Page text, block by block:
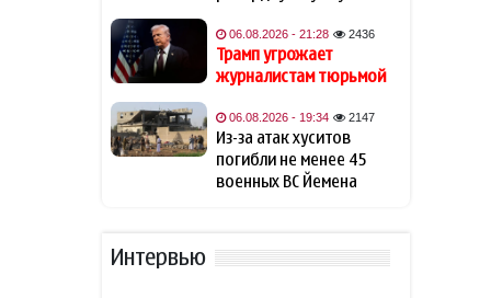
10:51
20 Minutos: Мадрид
официально не запрашивал
у ЕС помощи из-за кризиса в
Сеуте
10:41
Премьер-министр Литвы
осадил главу Минобороны
после заявления о России
е место в рейтинге УЕФА
06.08.2026 - 21:28 2436
Трамп угрожает
журналистам тюрьмой
06.08.2026 - 19:34 2147
Из-за атак хуситов
погибли не менее 45
военных ВС Йемена
Интервью